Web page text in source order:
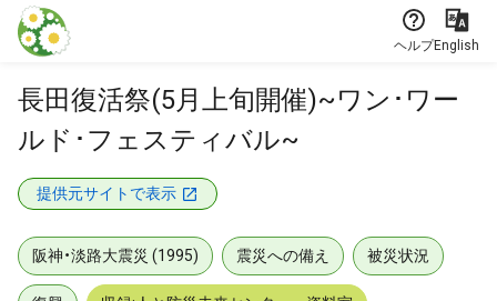
本文に飛ぶ
ヘルプEnglish
長田復活祭(5月上旬開催)~ワン･ワー
ルド･フェスティバル~
提供元サイトで表示
阪神・淡路大震災 (1995) 震災への備え 被災状況